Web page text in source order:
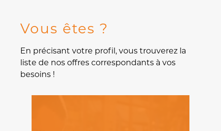
Vous êtes ?
En précisant votre profil, vous trouverez la
liste de nos offres correspondants à vos
besoins !